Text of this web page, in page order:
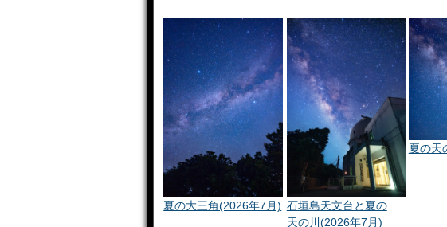
夏の大三角(2026年7月) 石垣島天文台と夏の
天の川(2026年7月)
夏の天